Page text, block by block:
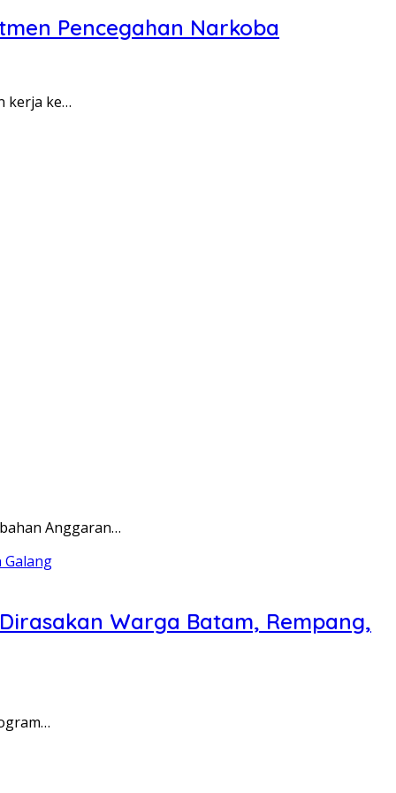
Pencegahan Narkoba
kerja ke…
Anggaran…
Warga Batam, Rempang,